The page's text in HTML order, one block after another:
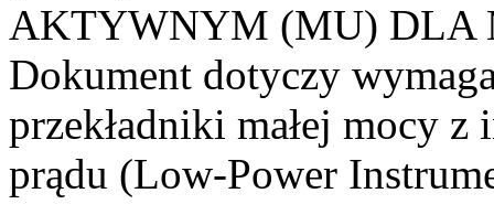
AKTYWNYM (MU) DLA
Dokument dotyczy
przekładniki małej mocy
prądu (Low-Power